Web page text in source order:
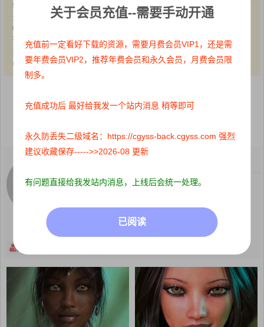
5、本站分享的高质量高清写真图集，出镜模特均为成年女性正常写真
无R18内容，仅限用于摄影爱好者提供素材与鉴赏学习;
6、本站所有文章、图片、资源等均为收集自互联网，版权归原作者所
有。仅作为个人学习、研究以及欣赏!请在下载后24小时内删除。
共同维护和谐健康的互联网!如果您发现本站上有侵犯您的权益的作
品，请与我们取得联系，我们会及时删除或者修改。
点赞0 收藏 0
这个人很懒，什么都没写
关于会员充值--需要手动开通
充值前一定看好下载的资源，需要月费会员VIP1，还是需
要年费会员VIP2，推荐年费会员和永久会员，月费会员限
制多。
充值成功后 最好给我发一个站内消息 稍等即可
永久防丢失二级域名：https://cgyss-back.cgyss.com 强烈
建议收藏保存----->>2026-08 更新
有问题直接给我发站内消息，上线后会统一处理。
已阅读